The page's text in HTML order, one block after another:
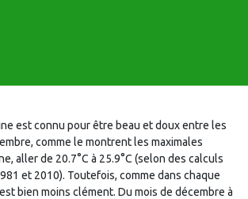
est connu pour être beau et doux entre les
comme le montrent les maximales
aller de 20.7°C à 25.9°C (selon des calculs
et 2010). Toutefois, comme dans chaque
bien moins clément. Du mois de décembre à